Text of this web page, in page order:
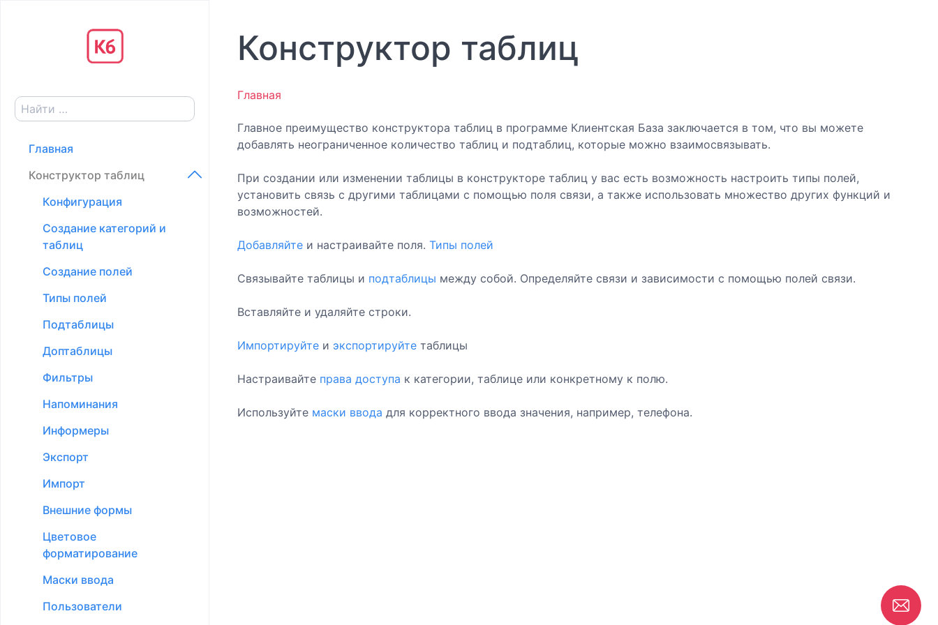
Главная
Конструктор таблиц
Конфигурация
Создание категорий и
таблиц
Создание полей
Типы полей
Подтаблицы
Доптаблицы
Фильтры
Напоминания
Информеры
Экспорт
Импорт
Внешние формы
Цветовое
форматирование
Маски ввода
Пользователи
Конструктор таблиц
Главная
Главное преимущество конструктора таблиц в программе Клиентская База заключается в том, что вы можете
добавлять неограниченное количество таблиц и подтаблиц, которые можно взаимосвязывать.
При создании или изменении таблицы в конструкторе таблиц у вас есть возможность настроить типы полей,
установить связь с другими таблицами с помощью поля связи, а также использовать множество других функций и
возможностей.
Добавляйте и настраивайте поля. Типы полей
Связывайте таблицы и подтаблицы между собой. Определяйте связи и зависимости с помощью полей связи.
Вставляйте и удаляйте строки.
Импортируйте и экспортируйте таблицы
Настраивайте права доступа к категории, таблице или конкретному к полю.
Используйте маски ввода для корректного ввода значения, например, телефона.